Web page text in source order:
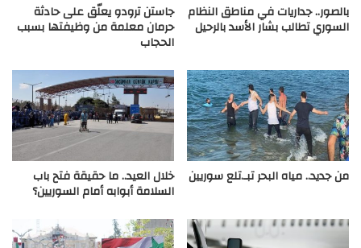
بالصور.. جداريات في مناطق النظام
السوري تطالب بشار الأسد بالرحيل
جاستن ترودو يعلّق على حادثة
حرمان معلمة من وظيفتها بسبب
الحجاب
من جديد.. مياه البحر تبـ.تلع سوريين خلال العيد.. ما حقيقة فتح باب
السلامة أبوابه أمام السوريين؟